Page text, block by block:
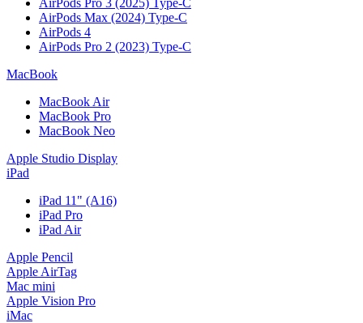
AirPods Pro 3 (2025) Type-C
AirPods Max (2024) Type-C
AirPods 4
AirPods Pro 2 (2023) Type-C
MacBook
MacBook Air
MacBook Pro
MacBook Neo
Apple Studio Display
iPad
iPad 11" (A16)
iPad Pro
iPad Air
Apple Pencil
Apple AirTag
Mac mini
Apple Vision Pro
iMac